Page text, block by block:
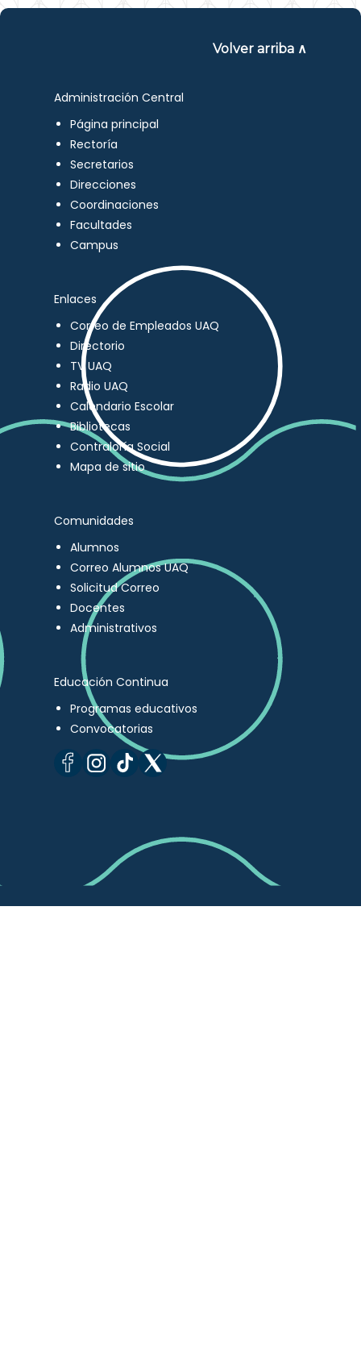
Volver arriba ∧
Administración Central
Página principal
Rectoría
Secretarios
Direcciones
Coordinaciones
Facultades
Campus
Enlaces
Correo de Empleados UAQ
Directorio
TV UAQ
Radio UAQ
Calendario Escolar
Bibliotecas
Contraloría Social
Mapa de sitio
Comunidades
Alumnos
Correo Alumnos UAQ
Solicitud Correo
Docentes
Administrativos
Educación Continua
Programas educativos
Convocatorias